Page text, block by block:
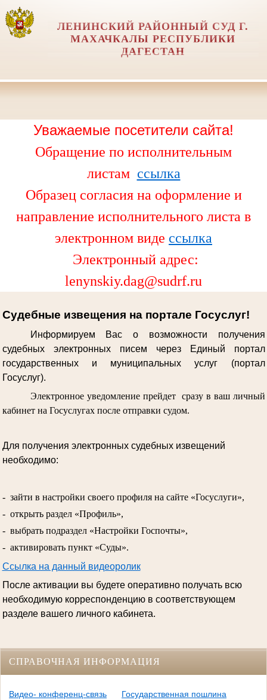
ЛЕНИНСКИЙ РАЙОННЫЙ СУД Г.
МАХАЧКАЛЫ РЕСПУБЛИКИ
ДАГЕСТАН
Уважаемые посетители сайта!
Обращение по исполнительным
листам ссылка
Образец согласия на оформление и
направление исполнительного листа в
электронном виде ссылка
Электронный адрес:
lenynskiy.dag@sudrf.ru
Судебные извещения на портале Госуслуг!
Информируем Вас о возможности получения
судебных электронных писем через Единый портал
государственных и муниципальных услуг (портал
Госуслуг).
Электронное уведомление прейдет сразу в ваш личный
кабинет на Госуслугах после отправки судом.
Для получения электронных судебных извещений
необходимо:
- зайти в настройки своего профиля на сайте «Госуслуги»,
- открыть раздел «Профиль»,
- выбрать подраздел «Настройки Госпочты»,
- активировать пункт «Суды».
Ссылка на данный видеоролик
После активации вы будете оперативно получать всю
необходимую корреспонденцию в соответствующем
разделе вашего личного кабинета.
СПРАВОЧНАЯ ИНФОРМАЦИЯ
Видео- конференц-связь
Государственная пошлина